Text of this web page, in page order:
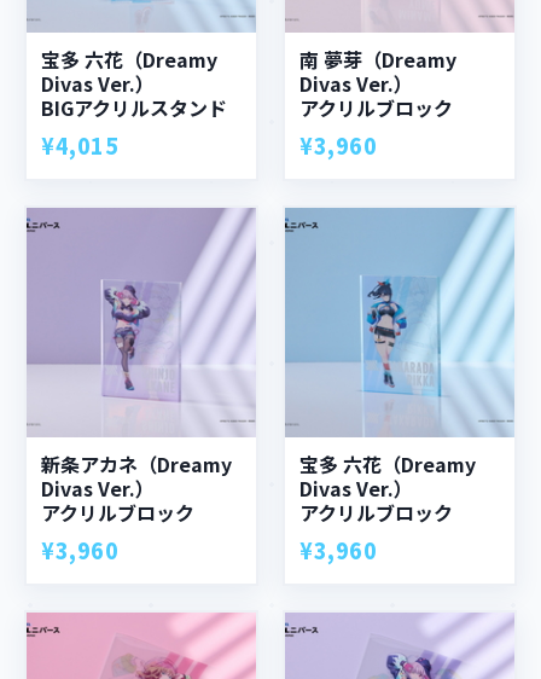
宝多 六花（Dreamy
Divas Ver.）
BIGアクリルスタンド
¥4,015
南 夢芽（Dreamy
Divas Ver.）
アクリルブロック
¥3,960
新条アカネ（Dreamy
Divas Ver.）
アクリルブロック
¥3,960
宝多 六花（Dreamy
Divas Ver.）
アクリルブロック
¥3,960